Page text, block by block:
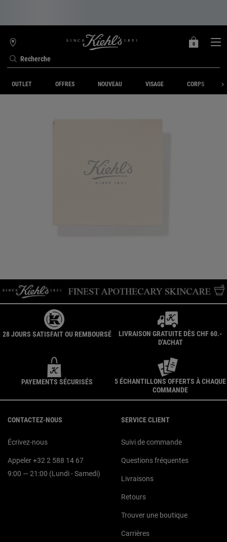
Recherche
TROUVER
UNE
BOUTIQUE
MON
0
0 PRODUIT
OUTLET OFFRES NOUVEAU VISAGE CORPS
28 JOURS SATISFAIT OU REMBOURSÉ
LIVRAISON GRATUITE DÈS CHF 60.-
D'ACHAT
PAYEMENTS SÉCURISÉS
5 ÉCHANTILLONS OFFERTS À CHAQUE
COMMANDE
CONTACTEZ-NOUS
Écrivez-nous
Appeler +32 2 588 14 67
9:00 — 21:00 (Lundi - Samedi)
SERVICE CLIENT
Suivi de commande
Questions fréquentes
Livraisons
Retours
Trouver une boutique
Carrières